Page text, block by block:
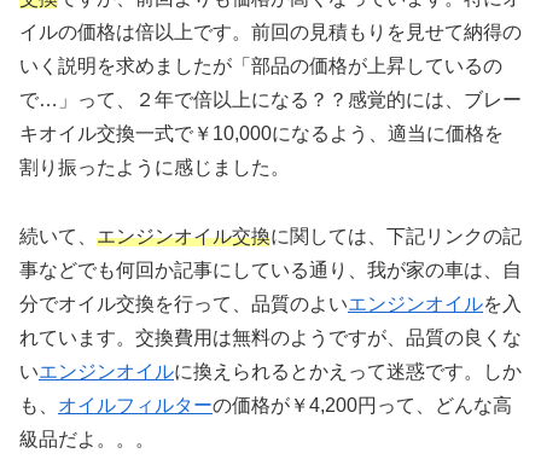
イルの価格は倍以上です。前回の見積もりを見せて納得の
いく説明を求めましたが「部品の価格が上昇しているの
で…」って、２年で倍以上になる？？感覚的には、ブレー
キオイル交換一式で￥10,000になるよう、適当に価格を
割り振ったように感じました。
続いて、 エンジンオイル交換に関しては、下記リンクの記
事などでも何回か記事にしている通り、我が家の車は、自
分でオイル交換を行って、品質のよいエンジンオイルを入
れています。交換費用は無料のようですが、品質の良くな
いエンジンオイルに換えられるとかえって迷惑です。しか
も、 オイルフィルターの価格が￥4,200円って、どんな高
級品だよ。。。